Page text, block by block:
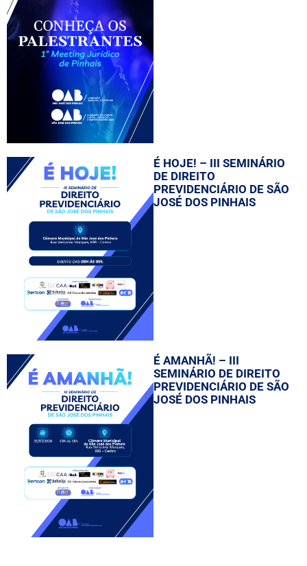
É HOJE! – III SEMINÁRIO
DE DIREITO
PREVIDENCIÁRIO DE SÃO
JOSÉ DOS PINHAIS
É AMANHÃ! – III
SEMINÁRIO DE DIREITO
PREVIDENCIÁRIO DE SÃO
JOSÉ DOS PINHAIS